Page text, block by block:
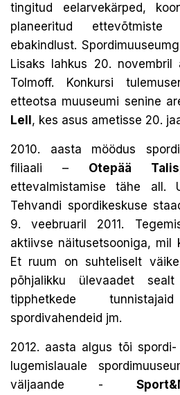
tingitud eelarvekärped,
planeeritud ettevõtmiste
ebakindlust.
Lisaks lahkus 20.
Tolmoff. Konkursi
etteotsa muuseumi senine
Lell , kes asus ametisse 20.
2010. aasta möödus
filiaali – Otepää
ettevalmistamise tähe all.
Tehvandi spordikeskuse
9. veebruaril 2011.
aktiivse näitusetsooniga, mil
Et ruum on suhteliselt
põhjalikku ülevaadet
tipphetkede
spordivahendeid jm.
2012. aasta algus tõi spordi-
lugemislauale
väljaande -